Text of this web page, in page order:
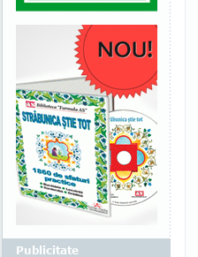
Publicitate